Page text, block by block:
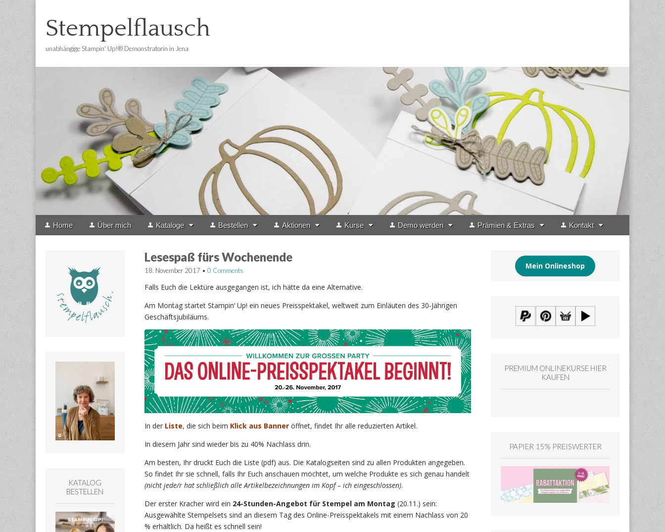
Stempelflausch
unabhängige Stampin' Up!® Demonstratorin in Jena
Main
Skip
Home Über mich Kataloge Bestellen Aktionen Kurse Demo werden Prämien & Extras Kontakt
Lesespaß fürs Wochenende
18. November 2017 • 0 Comments
Falls Euch die Lektüre ausgegangen ist, ich hätte da eine Alternative.
Am Montag startet Stampin‘ Up! ein neues Preisspektakel, weltweit zum Einläuten des 30-Jährigen
Geschäftsjubiläums.
In der Liste, die sich beim Klick aus Banner öffnet, findet Ihr alle reduzierten Artikel.
In diesem Jahr sind wieder bis zu 40% Nachlass drin.
Am besten, Ihr druckt Euch die Liste (pdf) aus. Die Katalogseiten sind zu allen Produkten angegeben.
So findet Ihr sie schnell, falls Ihr Euch anschauen möchtet, um welche Produkte es sich genau handelt
(nicht jede/r hat schließlich alle Artikelbezeichnungen im Kopf – ich eingeschlossen).
Der erster Kracher wird ein 24-Stunden-Angebot für Stempel am Montag (20.11.) sein:
Ausgewählte Stempelsets sind an diesem Tag des Online-Preisspektakels mit einem Nachlass von 20
% erhältlich. Da heißt es schnell sein!
KATALOG
BESTELLEN
Mein Onlineshop
PREMIUM ONLINEKURSE HIER
KAUFEN
PAPIER 15% PREISWERTER